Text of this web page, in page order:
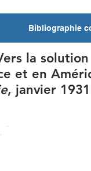
Bibliographie
la
et en
, janvier 1931